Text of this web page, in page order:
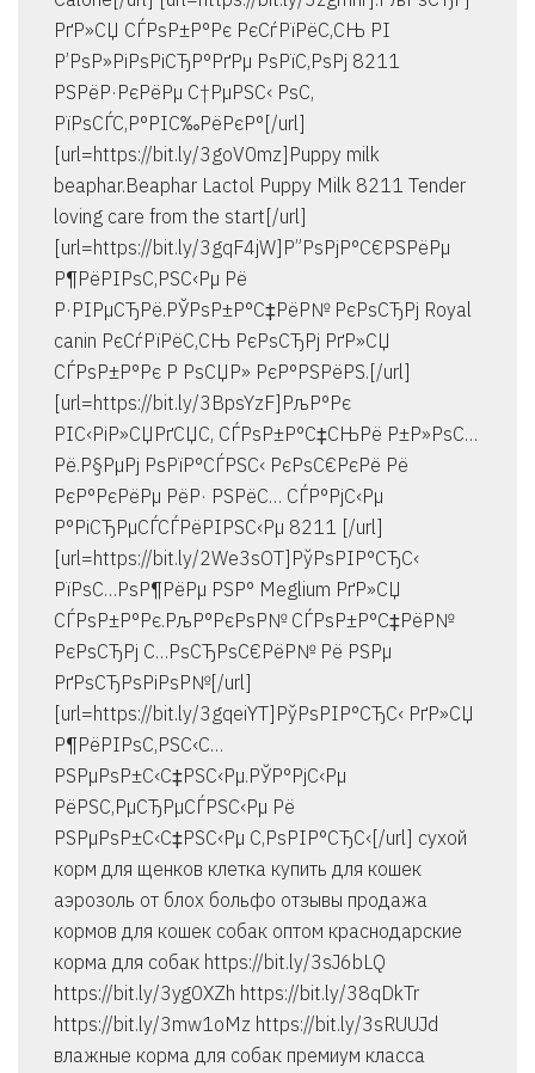
РґР»СЏ СЃРѕР±Р°Рє РєСѓРїРёС‚СЊ РІ
Р’РѕР»РіРѕРіСЂР°РґРµ РѕРїС‚РѕРј 8211
РЅРёР·РєРёРµ С†РµРЅС‹ РѕС‚
РїРѕСЃС‚Р°РІС‰РёРєР°[/url]
[url=https://bit.ly/3goV0mz]Puppy milk
beaphar.Beaphar Lactol Puppy Milk 8211 Tender
loving care from the start[/url]
[url=https://bit.ly/3gqF4jW]Р”РѕРјР°С€РЅРёРµ
Р¶РёРІРѕС‚РЅС‹Рµ Рё
Р·РІРµСЂРё.РЎРѕР±Р°С‡РёР№ РєРѕСЂРј Royal
canin РєСѓРїРёС‚СЊ РєРѕСЂРј РґР»СЏ
СЃРѕР±Р°Рє Р РѕСЏР» РєР°РЅРёРЅ.[/url]
[url=https://bit.ly/3BpsYzF]РљР°Рє
РІС‹РіР»СЏРґСЏС‚ СЃРѕР±Р°С‡СЊРё Р±Р»РѕС…
Рё.Р§РµРј РѕРїР°СЃРЅС‹ РєРѕС€РєРё Рё
РєР°РєРёРµ РёР· РЅРёС… СЃР°РјС‹Рµ
Р°РіСЂРµСЃСЃРёРІРЅС‹Рµ 8211 [/url]
[url=https://bit.ly/2We3sOT]РўРѕРІР°СЂС‹
РїРѕС…РѕР¶РёРµ РЅР° Meglium РґР»СЏ
СЃРѕР±Р°Рє.РљР°РєРѕР№ СЃРѕР±Р°С‡РёР№
РєРѕСЂРј С…РѕСЂРѕС€РёР№ Рё РЅРµ
РґРѕСЂРѕРіРѕР№[/url]
[url=https://bit.ly/3gqeiYT]РўРѕРІР°СЂС‹ РґР»СЏ
Р¶РёРІРѕС‚РЅС‹С…
РЅРµРѕР±С‹С‡РЅС‹Рµ.РЎР°РјС‹Рµ
РёРЅС‚РµСЂРµСЃРЅС‹Рµ Рё
РЅРµРѕР±С‹С‡РЅС‹Рµ С‚РѕРІР°СЂС‹[/url] сухой
корм для щенков клетка купить для кошек
аэрозоль от блох больфо отзывы продажа
кормов для кошек собак оптом краснодарские
корма для собак https://bit.ly/3sJ6bLQ
https://bit.ly/3yg0XZh https://bit.ly/38qDkTr
https://bit.ly/3mw1oMz https://bit.ly/3sRUUJd
влажные корма для собак премиум класса